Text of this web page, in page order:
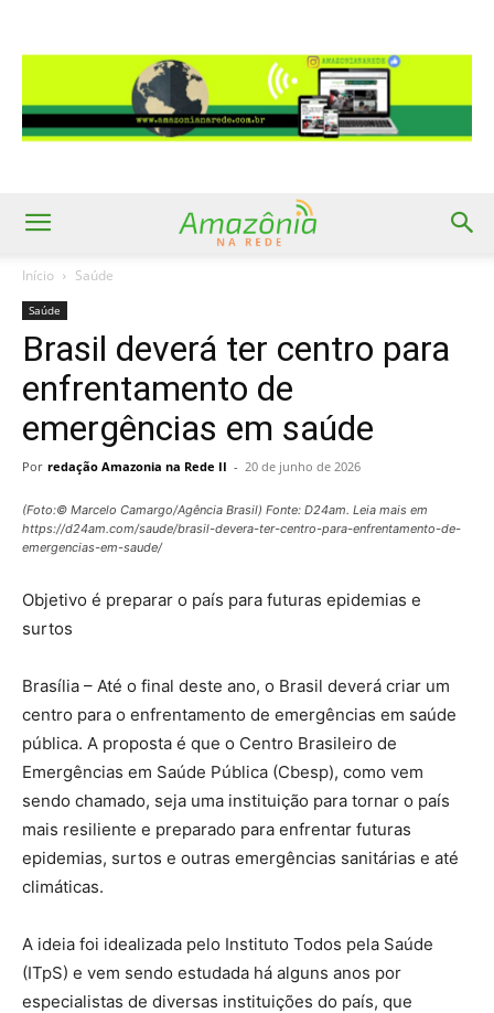
Início Saúde
Saúde
Brasil deverá ter centro para
enfrentamento de
emergências em saúde
Por redação Amazonia na Rede II - 20 de junho de 2026
(Foto:© Marcelo Camargo/Agência Brasil) Fonte: D24am. Leia mais em
https://d24am.com/saude/brasil-devera-ter-centro-para-enfrentamento-de-
emergencias-em-saude/
Objetivo é preparar o país para futuras epidemias e
surtos
Brasília – Até o final deste ano, o Brasil deverá criar um
centro para o enfrentamento de emergências em saúde
pública. A proposta é que o Centro Brasileiro de
Emergências em Saúde Pública (Cbesp), como vem
sendo chamado, seja uma instituição para tornar o país
mais resiliente e preparado para enfrentar futuras
epidemias, surtos e outras emergências sanitárias e até
climáticas.
A ideia foi idealizada pelo Instituto Todos pela Saúde
(ITpS) e vem sendo estudada há alguns anos por
especialistas de diversas instituições do país, que